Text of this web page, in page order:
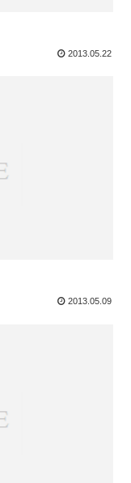
2013.05.22
2013.05.09